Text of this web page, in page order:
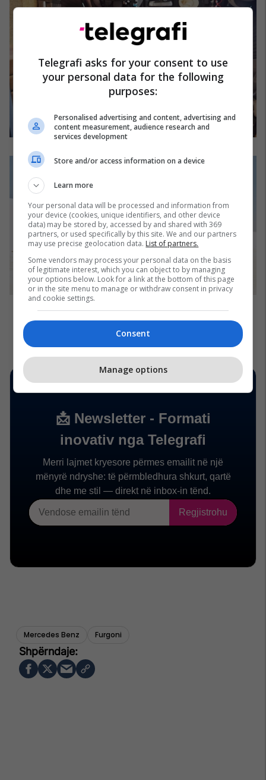
Mercedes Benz Furgoni
Telegrafi asks for your consent to use
your personal data for the following
purposes:
Personalised advertising and content, advertising and
content measurement, audience research and
services development
Store and/or access information on a device
Learn more
Your personal data will be processed and information from
your device (cookies, unique identifiers, and other device
data) may be stored by, accessed by and shared with 369
partners, or used specifically by this site. We and our partners
may use precise geolocation data. List of partners.
Some vendors may process your personal data on the basis
of legitimate interest, which you can object to by managing
your options below. Look for a link at the bottom of this page
or in the site menu to manage or withdraw consent in privacy
and cookie settings.
Consent
Manage options